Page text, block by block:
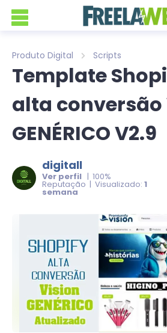
Produto Digital Scripts
Template
alta conversão
GENÉRICO V2.9
digitall
Ver perfil | 100%
Reputação | Visualizado: 1
semana